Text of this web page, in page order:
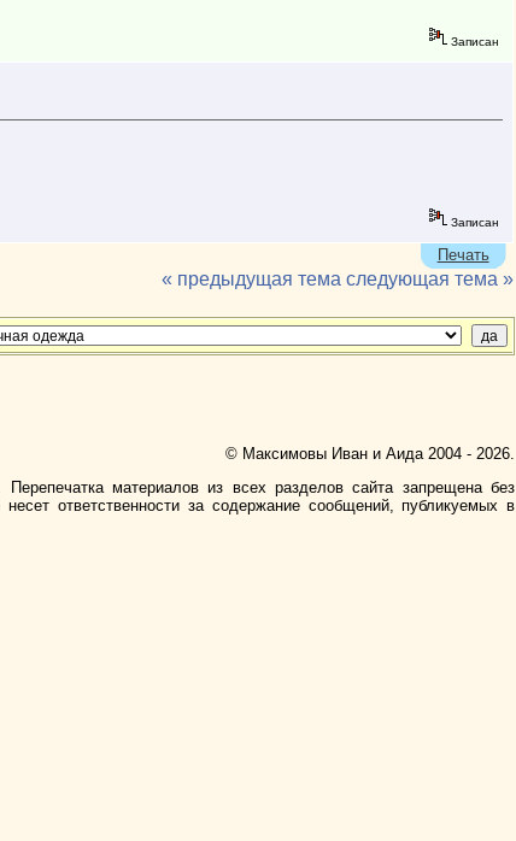
Записан
Записан
Печать
« предыдущая тема следующая тема »
© Максимовы Иван и Аида 2004 - 2026.
материалов из всех разделов сайта запрещена без
ответственности за содержание сообщений, публикуемых в